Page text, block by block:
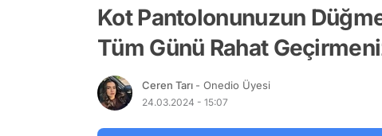
Kot Pantolonunuzun
Tüm Günü Rahat
Ceren Tarı - Onedio Üyesi
24.03.2024 - 15:07